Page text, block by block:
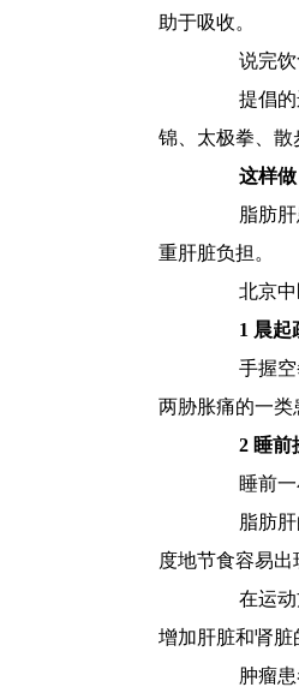
助于吸收。
说完饮食
提倡的运
锦、太极拳、散
这样
脂肪肝患
重肝脏负担。
北京中医
1 晨起
手握空拳
两胁胀痛的一类
2 睡前
睡前一小
脂肪肝的
度地节食容易
在运动方
增加肝脏和肾脏
肿瘤患者